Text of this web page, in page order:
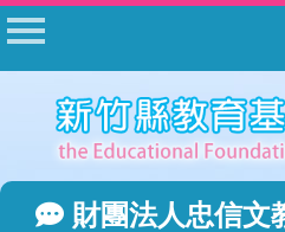
首頁
公告
常見問答
相關法規
表單下載
財團法人忠信文